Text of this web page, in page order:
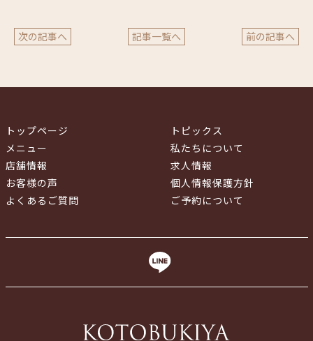
次の記事へ 記事一覧へ 前の記事へ
トップページ
メニュー
店舗情報
お客様の声
よくあるご質問
トピックス
私たちについて
求人情報
個人情報保護方針
ご予約について